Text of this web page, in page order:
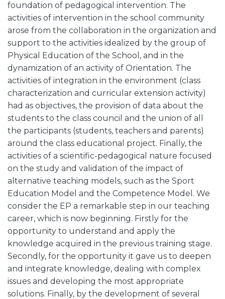
foundation of pedagogical intervention. The
activities of intervention in the school community
arose from the collaboration in the organization and
support to the activities idealized by the group of
Physical Education of the School, and in the
dynamization of an activity of Orientation. The
activities of integration in the environment (class
characterization and curricular extension activity)
had as objectives, the provision of data about the
students to the class council and the union of all
the participants (students, teachers and parents)
around the class educational project. Finally, the
activities of a scientific-pedagogical nature focused
on the study and validation of the impact of
alternative teaching models, such as the Sport
Education Model and the Competence Model. We
consider the EP a remarkable step in our teaching
career, which is now beginning. Firstly for the
opportunity to understand and apply the
knowledge acquired in the previous training stage.
Secondly, for the opportunity it gave us to deepen
and integrate knowledge, dealing with complex
issues and developing the most appropriate
solutions. Finally, by the development of several